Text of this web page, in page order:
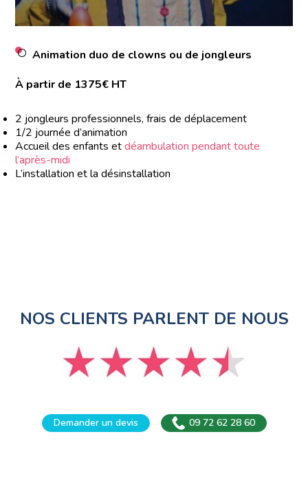
Animation duo de clowns ou de jongleurs
À partir de 1375€ HT
2 jongleurs professionnels, frais de déplacement
1/2 journée d’animation
Accueil des enfants etdéambulation pendant toute
l’après-midi
L’installation et la désinstallation
NOS CLIENTS PARLENT DE NOUS
Demander un devis 09 72 62 28 60